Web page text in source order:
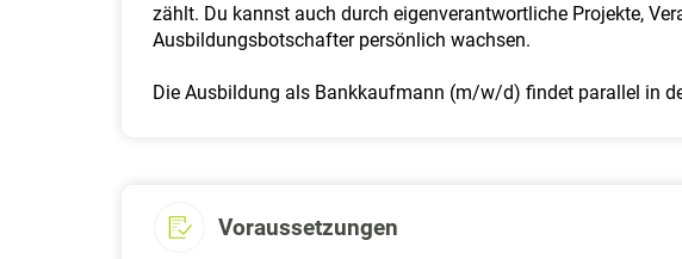
zählt. Du kannst auch durch eigenverantwortliche Projekte,
Ausbildungsbotschafter persönlich wachsen.
Die Ausbildung als Bank­kauf­mann (m/w/d) findet parallel in
Voraussetzungen